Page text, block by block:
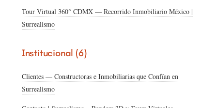
Tour Virtual 360° CDMX — Recorrido Inmobiliario México |
Surrealismo
Institucional (6)
Clientes — Constructoras e Inmobiliarias que Confían en
Surrealismo